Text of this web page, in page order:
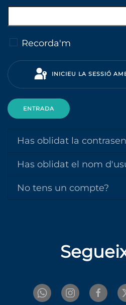
Recorda'm
INICIEU LA SESSIÓ
ENTRADA
Has oblidat la
Has oblidat el nom
No tens un compte?